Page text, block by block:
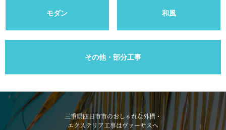
モダン 和風
その他・部分工事
三重県四日市市のおしゃれな外構・
エクステリア工事はヴァーサスへ